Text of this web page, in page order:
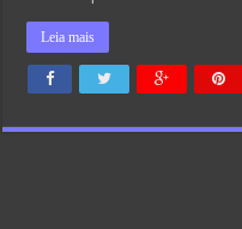
Leia mais